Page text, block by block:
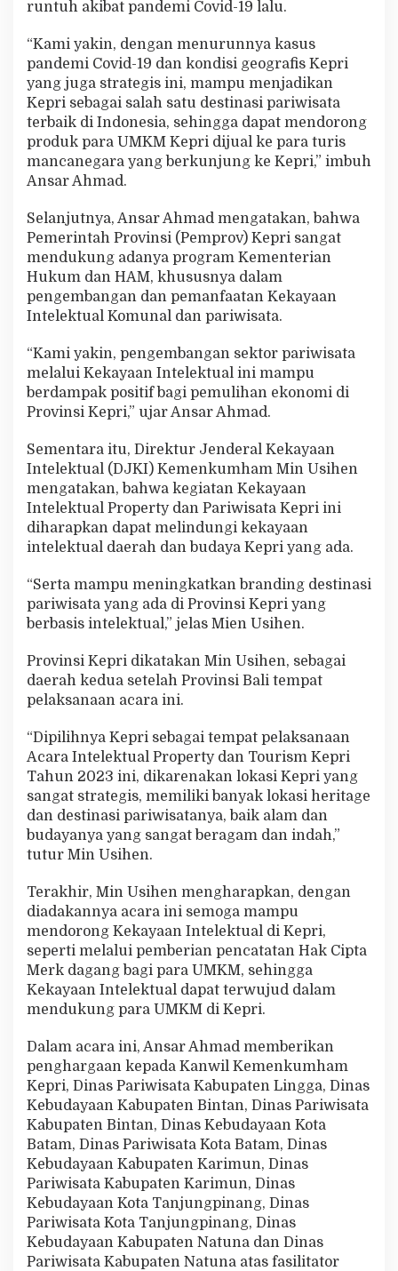
runtuh akibat pandemi Covid-19 lalu.
“Kami yakin, dengan menurunnya kasus
pandemi Covid-19 dan kondisi geografis Kepri
yang juga strategis ini, mampu menjadikan
Kepri sebagai salah satu destinasi pariwisata
terbaik di Indonesia, sehingga dapat mendorong
produk para UMKM Kepri dijual ke para turis
mancanegara yang berkunjung ke Kepri,” imbuh
Ansar Ahmad.
Selanjutnya, Ansar Ahmad mengatakan, bahwa
Pemerintah Provinsi (Pemprov) Kepri sangat
mendukung adanya program Kementerian
Hukum dan HAM, khususnya dalam
pengembangan dan pemanfaatan Kekayaan
Intelektual Komunal dan pariwisata.
“Kami yakin, pengembangan sektor pariwisata
melalui Kekayaan Intelektual ini mampu
berdampak positif bagi pemulihan ekonomi di
Provinsi Kepri,” ujar Ansar Ahmad.
Sementara itu, Direktur Jenderal Kekayaan
Intelektual (DJKI) Kemenkumham Min Usihen
mengatakan, bahwa kegiatan Kekayaan
Intelektual Property dan Pariwisata Kepri ini
diharapkan dapat melindungi kekayaan
intelektual daerah dan budaya Kepri yang ada.
“Serta mampu meningkatkan branding destinasi
pariwisata yang ada di Provinsi Kepri yang
berbasis intelektual,” jelas Mien Usihen.
Provinsi Kepri dikatakan Min Usihen, sebagai
daerah kedua setelah Provinsi Bali tempat
pelaksanaan acara ini.
“Dipilihnya Kepri sebagai tempat pelaksanaan
Acara Intelektual Property dan Tourism Kepri
Tahun 2023 ini, dikarenakan lokasi Kepri yang
sangat strategis, memiliki banyak lokasi heritage
dan destinasi pariwisatanya, baik alam dan
budayanya yang sangat beragam dan indah,”
tutur Min Usihen.
Terakhir, Min Usihen mengharapkan, dengan
diadakannya acara ini semoga mampu
mendorong Kekayaan Intelektual di Kepri,
seperti melalui pemberian pencatatan Hak Cipta
Merk dagang bagi para UMKM, sehingga
Kekayaan Intelektual dapat terwujud dalam
mendukung para UMKM di Kepri.
Dalam acara ini, Ansar Ahmad memberikan
penghargaan kepada Kanwil Kemenkumham
Kepri, Dinas Pariwisata Kabupaten Lingga, Dinas
Kebudayaan Kabupaten Bintan, Dinas Pariwisata
Kabupaten Bintan, Dinas Kebudayaan Kota
Batam, Dinas Pariwisata Kota Batam, Dinas
Kebudayaan Kabupaten Karimun, Dinas
Pariwisata Kabupaten Karimun, Dinas
Kebudayaan Kota Tanjungpinang, Dinas
Pariwisata Kota Tanjungpinang, Dinas
Kebudayaan Kabupaten Natuna dan Dinas
Pariwisata Kabupaten Natuna atas fasilitator